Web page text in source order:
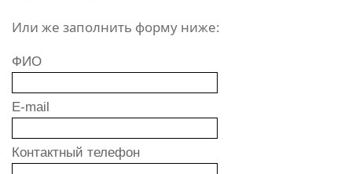
Или же заполнить форму ниже:
ФИО
E-mail
Контактный телефон